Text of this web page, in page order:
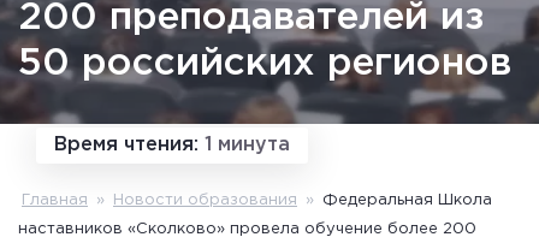
200 преподавателей из
50 российских регионов
Время чтения: 1 минута
Главная » Новости образования » Федеральная Школа
наставников «Сколково» провела обучение более 200